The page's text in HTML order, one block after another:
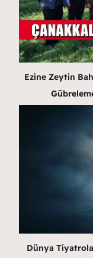
Ezine Zeytin
Dünya